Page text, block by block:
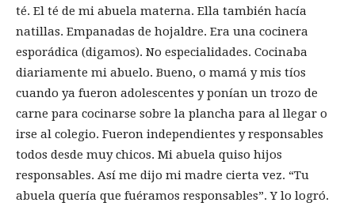
té. El té de mi abuela materna. Ella también hacía
natillas. Empanadas de hojaldre. Era una cocinera
esporádica (digamos). No especialidades. Cocinaba
diariamente mi abuelo. Bueno, o mamá y mis tíos
cuando ya fueron adolescentes y ponían un trozo de
carne para cocinarse sobre la plancha para al llegar o
irse al colegio. Fueron independientes y responsables
todos desde muy chicos. Mi abuela quiso hijos
responsables. Así me dijo mi madre cierta vez. “Tu
abuela quería que fuéramos responsables”. Y lo logró.